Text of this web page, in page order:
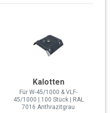
Kalotten
Für W-45/1000 & VLF-
45/1000 | 100 Stück | RAL
7016 Anthrazitgrau